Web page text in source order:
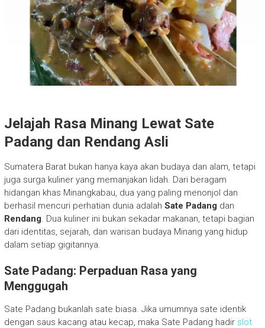
Jelajah Rasa Minang Lewat Sate
Padang dan Rendang Asli
Sumatera Barat bukan hanya kaya akan budaya dan alam, tetapi
juga surga kuliner yang memanjakan lidah. Dari beragam
hidangan khas Minangkabau, dua yang paling menonjol dan
berhasil mencuri perhatian dunia adalah Sate Padang dan
Rendang. Dua kuliner ini bukan sekadar makanan, tetapi bagian
dari identitas, sejarah, dan warisan budaya Minang yang hidup
dalam setiap gigitannya.
Sate Padang: Perpaduan Rasa yang
Menggugah
Sate Padang bukanlah sate biasa. Jika umumnya sate identik
dengan saus kacang atau kecap, maka Sate Padang hadir slot